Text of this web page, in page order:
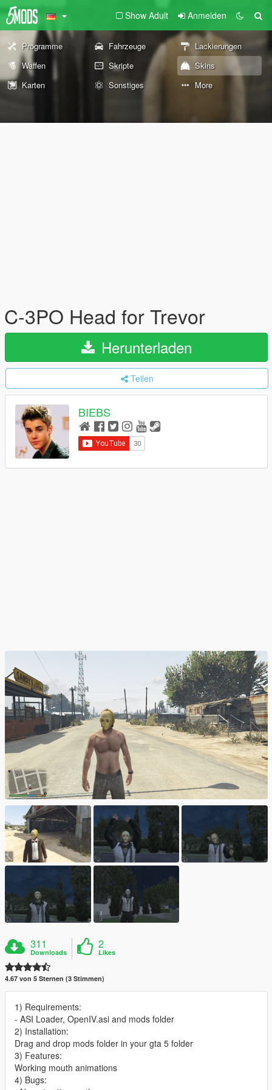
Show Adult Anmelden
Programme Fahrzeuge
Lackierungen
Waffen
Skripte
Skins
Karten
Sonstiges More
C-3PO Head for Trevor
Herunterladen
Teilen
BIEBS
311
Downloads
2
Likes
4.67 von 5 Sternen (3 Stimmen)
1) Requirements:
- ASI Loader, OpenIV.asi and mods folder
2) Installation:
Drag and drop mods folder in your gta 5 folder
3) Features:
Working mouth animations
4) Bugs: